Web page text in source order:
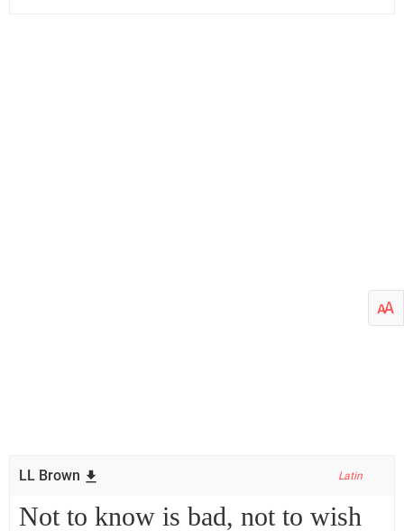
LL Brown Latin